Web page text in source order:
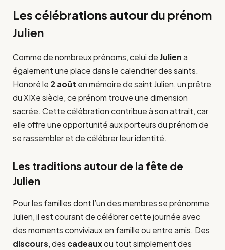
Les célébrations autour du prénom
Julien
Comme de nombreux prénoms, celui deJuliena
également une place dans le calendrier des saints.
Honoré le 2 août en mémoire de saint Julien, un prêtre
du XIXe siècle, ce prénom trouve une dimension
sacrée. Cette célébration contribue à son attrait, car
elle offre une opportunité aux porteurs du prénom de
se rassembler et de célébrer leur identité.
Les traditions autour de la fête de
Julien
Pour les familles dont l’un des membres se prénomme
Julien, il est courant de célébrer cette journée avec
des moments conviviaux en famille ou entre amis. Des
discours, des cadeauxou tout simplement des